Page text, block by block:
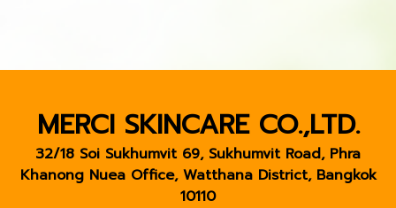
MERCI SKINCARE CO.,LTD.
32/18 Soi Sukhumvit 69, Sukhumvit Road, Phra
Khanong Nuea Office, Watthana District, Bangkok
10110